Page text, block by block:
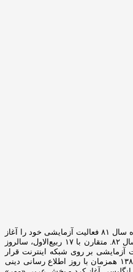
خبرگزاری مهر (MNA) از هجدهم اسفندماه سال ۸۱ فعالیت آزمایشی خود را آغاز
کرده و پس از آن در ۲۹ اردیبهشت ماه سال ۸۲. متقارن با ۱۷ ربیع‌الاول، سالروز
بر روی شبکه اینترنت قرار
گرفت. این خبرگزاری سوم تیرماه سال ۱۳۸۲ همزمان با روز اطلاع رسانی دینی